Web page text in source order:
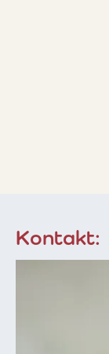
Kontakt: